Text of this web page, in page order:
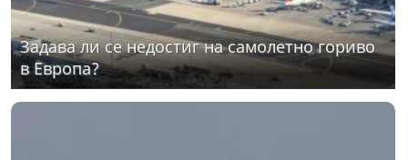
Задава ли се недостиг на самолетно гориво
в Европа?